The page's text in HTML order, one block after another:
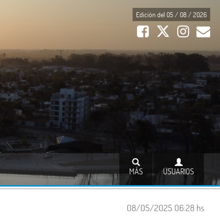
Edición del 05 / 08 / 2026
USUARIOS
MÁS
08/05/2025 06:28 hs